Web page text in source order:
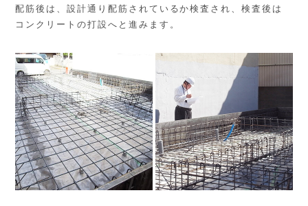
配筋後は、設計通り配筋されているか検査され、検査後は
コンクリートの打設へと進みます。